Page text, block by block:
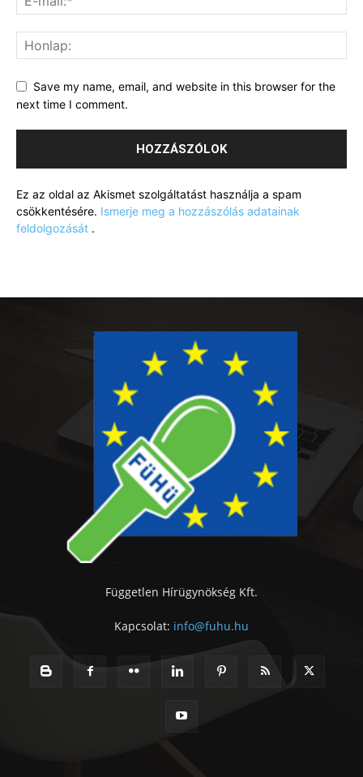
Save my name, email, and website in this browser for the
next time I comment.
Ez az oldal az Akismet szolgáltatást használja a spam
csökkentésére. Ismerje meg a hozzászólás adatainak
feldolgozását .
Független Hírügynökség Kft.
Kapcsolat: info@fuhu.hu